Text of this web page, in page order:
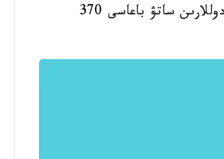
استانا. قازاقپارات - بۇگىن قازاقستاندا ۆاليۋتا ايىرباستاۋ ورىندارىندا ا ق ش دوللارىن ساتۋ باعاسى 370